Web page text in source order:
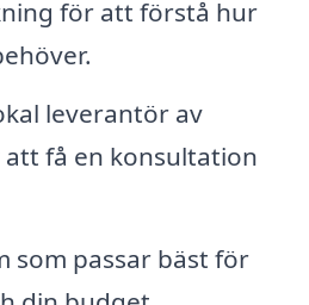
för att förstå hur
leverantör av
få en konsultation
som passar bäst för